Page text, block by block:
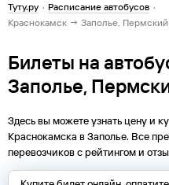
Туту.ру · Расписание автобусов ·
Краснокамск → Заполье, Пермский
Билеты на
Заполье,
Здесь вы можете узнать цену и
КраснокамскавЗаполье. Все
перевозчиков с рейтингом и